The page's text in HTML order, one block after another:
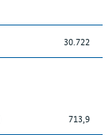
30.722
713,9